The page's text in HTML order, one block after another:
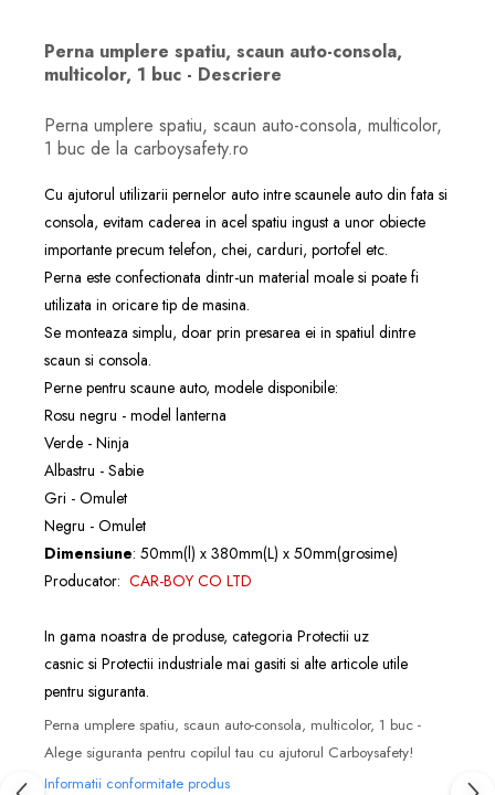
Perna umplere spatiu, scaun auto-consola,
multicolor, 1 buc - Descriere
Perna umplere spatiu, scaun auto-consola, multicolor,
1 buc de la carboysafety.ro
Cu ajutorul utilizarii pernelor auto intre scaunele auto din fata si
consola, evitam caderea in acel spatiu ingust a unor obiecte
importante precum telefon, chei, carduri, portofel etc.
Perna este confectionata dintr-un material moale si poate fi
utilizata in oricare tip de masina.
Se monteaza simplu, doar prin presarea ei in spatiul dintre
scaun si consola.
Perne pentru scaune auto, modele disponibile:
Rosu negru - model lanterna
Verde - Ninja
Albastru - Sabie
Gri - Omulet
Negru - Omulet
Dimensiune: 50mm(l) x 380mm(L) x 50mm(grosime)
Producator: CAR-BOY CO LTD
In gama noastra de produse, categoria Protectii uz
casnic si Protectii industriale mai gasiti si alte articole utile
pentru siguranta.
Perna umplere spatiu, scaun auto-consola, multicolor, 1 buc -
Alege siguranta pentru copilul tau cu ajutorul Carboysafety!
Informatii conformitate produs